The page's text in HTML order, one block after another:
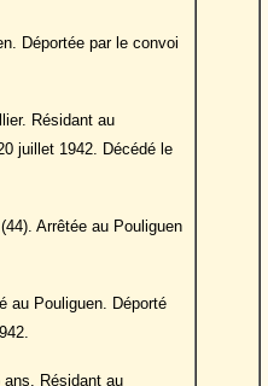
Déportée par le convoi
Résidant au
juillet 1942. Décédé le
Arrêtée au Pouliguen
au Pouliguen. Déporté
Résidant au